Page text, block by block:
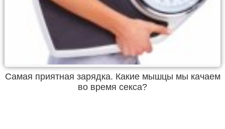
Самая приятная зарядка. Какие мышцы мы качаем
во время секса?